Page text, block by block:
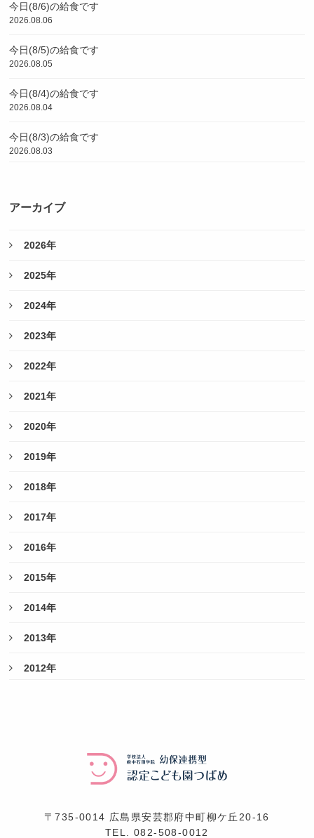
今日(8/6)の給食です
2026.08.06
今日(8/5)の給食です
2026.08.05
今日(8/4)の給食です
2026.08.04
今日(8/3)の給食です
2026.08.03
アーカイブ
2026年
2025年
2024年
2023年
2022年
2021年
2020年
2019年
2018年
2017年
2016年
2015年
2014年
2013年
2012年
〒735-0014 広島県安芸郡府中町柳ケ丘20-16
TEL.082-508-0012